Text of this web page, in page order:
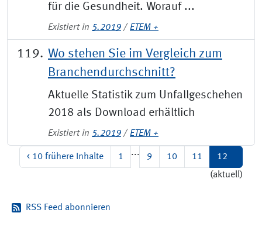
für die Gesundheit. Worauf ...
Existiert in 5.2019 / ETEM +
Wo stehen Sie im Vergleich zum
Branchendurchschnitt?
Aktuelle Statistik zum Unfallgeschehen
2018 als Download erhältlich
Existiert in 5.2019 / ETEM +
< 10 frühere Inhalte 1 ... 9 10 11
12
(aktuell)
RSS Feed abonnieren